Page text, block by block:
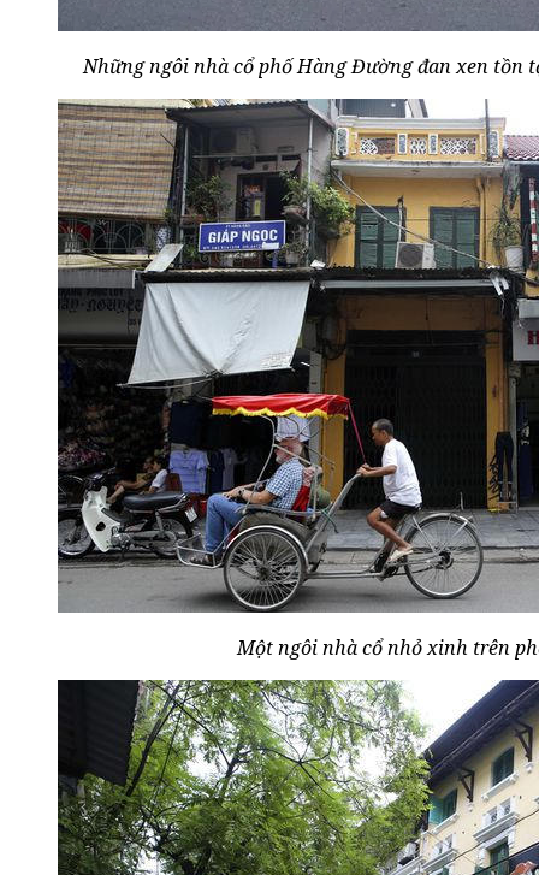
Những ngôi nhà cổ phố Hàng Đường đan xen tồn
Một ngôi nhà cổ nhỏ xinh trên